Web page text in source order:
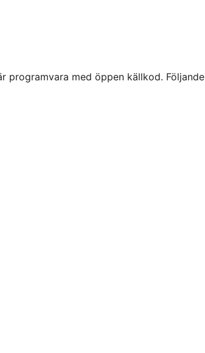
programvara med öppen källkod. Följande